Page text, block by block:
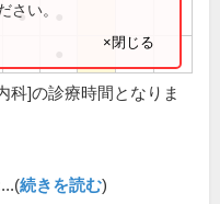
●
さい。
×閉じる
科]の診療時間となりま
続きを読む)